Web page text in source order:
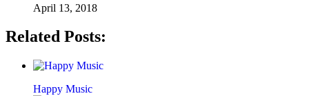
April 13, 2018
Related Posts:
Happy Music